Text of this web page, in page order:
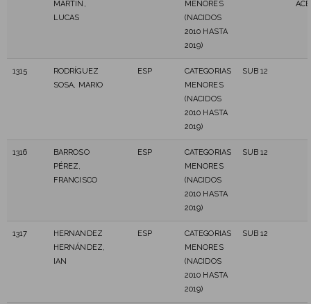
MARTIN,
LUCAS
MENORES
(NACIDOS
2010 HASTA
2019)
1315
RODRÍGUEZ
SOSA, MARIO
ESP
CATEGORIAS
MENORES
(NACIDOS
2010 HASTA
2019)
SUB 12
1316
BARROSO
PÉREZ,
FRANCISCO
ESP
CATEGORIAS
MENORES
(NACIDOS
2010 HASTA
2019)
SUB 12
1317
HERNANDEZ
HERNÁNDEZ,
IAN
ESP
CATEGORIAS
MENORES
(NACIDOS
2010 HASTA
2019)
SUB 12